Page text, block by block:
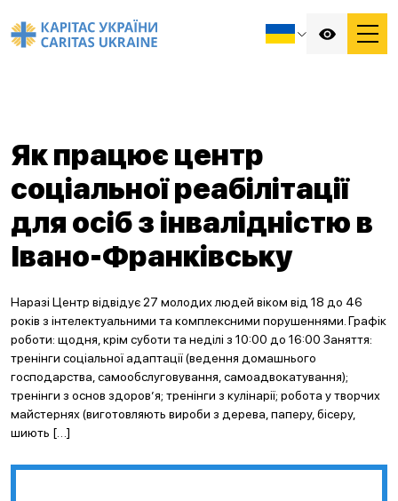
Як працює центр
соціальної реабілітації
для осіб з інвалідністю в
Івано-Франківську
Наразі Центр відвідує 27 молодих людей віком від 18 до 46
років з інтелектуальними та комплексними порушеннями. Графік
роботи: щодня, крім суботи та неділі з 10:00 до 16:00 Заняття:
тренінги соціальної адаптації (ведення домашнього
господарства, самообслуговування, самоадвокатування);
тренінги з основ здоров’я; тренінги з кулінарії; робота у творчих
майстернях (виготовляють вироби з дерева, паперу, бісеру,
шиють […]